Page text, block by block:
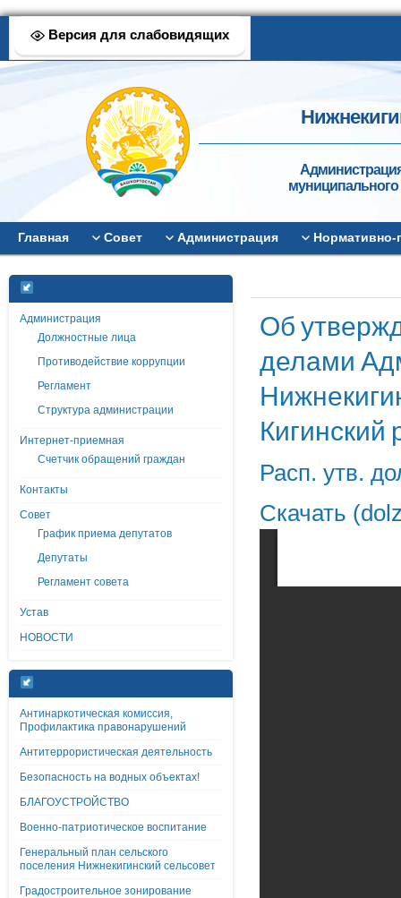
Версия для слабовидящих
муниципального
Главная Совет Администрация
Администрация
Должностные лица
Противодействие коррупции
Регламент
Структура администрации
Интернет-приемная
Счетчик обращений граждан
Контакты
Совет
График приема депутатов
Депутаты
Регламент совета
Устав
НОВОСТИ
Антинаркотическая комиссия,
Профилактика правонарушений
Антитеррористическая деятельность
Безопасность на водных объектах!
БЛАГОУСТРОЙСТВО
Военно-патриотическое воспитание
Генеральный план сельского
поселения Нижнекигинский сельсовет
Градостроительное зонирование
Об
делами
Кигинский
Расп. утв.
Скачать